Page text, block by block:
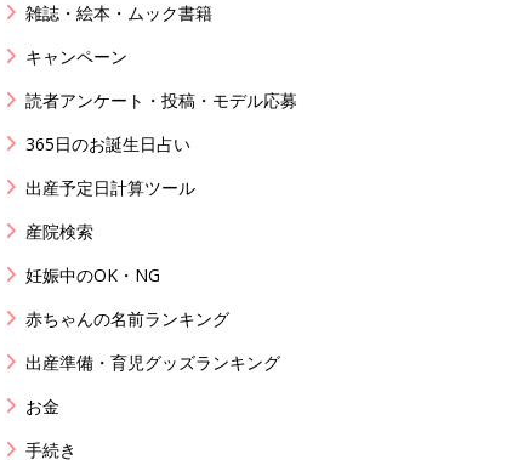
雑誌・絵本・ムック書籍
キャンペーン
読者アンケート・投稿・モデル応募
365日のお誕生日占い
出産予定日計算ツール
産院検索
妊娠中のOK・NG
赤ちゃんの名前ランキング
出産準備・育児グッズランキング
お金
手続き